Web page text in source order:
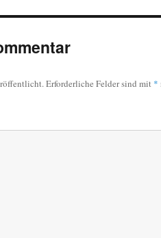
Erforderliche Felder sind mit *